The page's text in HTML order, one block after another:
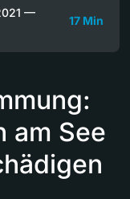
—
17 Min
am See